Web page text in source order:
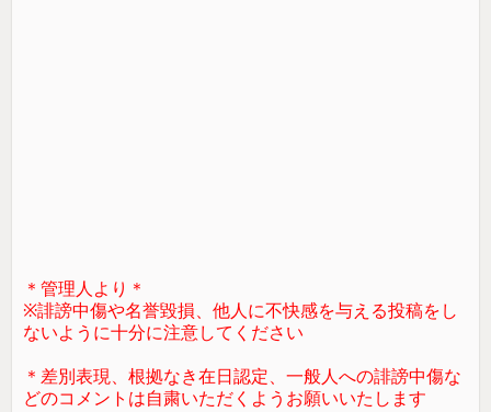
＊管理人より＊
※誹謗中傷や名誉毀損、他人に不快感を与える投稿をし
ないように十分に注意してください
＊差別表現、根拠なき在日認定、一般人への誹謗中傷な
どのコメントは自粛いただくようお願いいたします